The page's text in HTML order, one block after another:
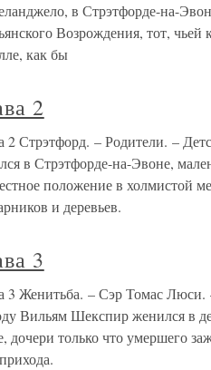
в Стрэтфорде-на-
Возрождения, тот,
как бы
2
2 Стрэтфорд. – Родители. –
в Стрэтфорде-на-Эвоне,
положение в холмистой
и деревьев.
3
3 Женитьба. – Сэр Томас Люси.
Вильям Шекспир женился в
дочери только что умершего